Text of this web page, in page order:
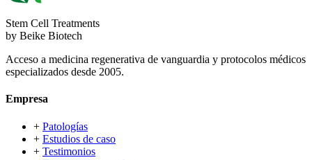
Stem Cell Treatments
by Beike Biotech
Acceso a medicina regenerativa de vanguardia y protocolos médicos
especializados desde 2005.
Empresa
+ Patologías
+ Estudios de caso
+ Testimonios